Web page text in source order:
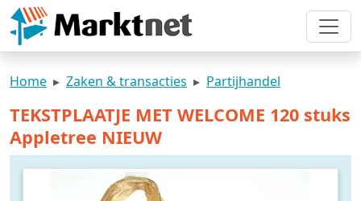
Home Zaken & transacties Partijhandel
TEKSTPLAATJE MET WELCOME 120 stuks
Appletree NIEUW